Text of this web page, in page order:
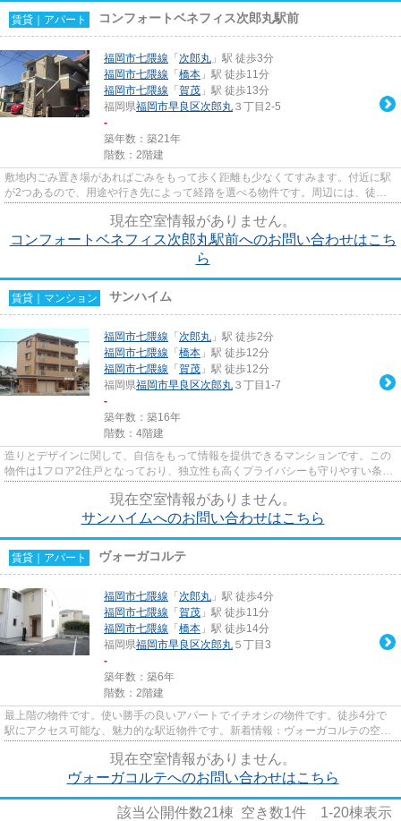
賃貸｜アパート コンフォートベネフィス次郎丸駅前
福岡市七隈線 「 次郎丸 」駅 徒歩3分
福岡市七隈線 「 橋本 」駅 徒歩11分
福岡市七隈線 「 賀茂 」駅 徒歩13分
福岡県福岡市早良区次郎丸 ３丁目2-5
-
築年数：築21年
階数：2階建
敷地内ごみ置き場があればごみをもって歩く距離も少なくてすみます。付近に駅
が2つあるので、用途や行き先によって経路を選べる物件です。周辺には、徒歩3
現在空室情報がありません。
コンフォートベネフィス次郎丸駅前へのお問い合わせはこち
ら
賃貸｜マンション サンハイム
福岡市七隈線 「 次郎丸 」駅 徒歩2分
福岡市七隈線 「 橋本 」駅 徒歩12分
福岡市七隈線 「 賀茂 」駅 徒歩12分
福岡県福岡市早良区次郎丸 ３丁目1-7
-
築年数：築16年
階数：4階建
造りとデザインに関して、自信をもって情報を提供できるマンションです。この
物件は1フロア2住戸となっており、独立性も高くプライバシーも守りやすい条件
現在空室情報がありません。
サンハイムへのお問い合わせはこちら
賃貸｜アパート ヴォーガコルテ
福岡市七隈線 「 次郎丸 」駅 徒歩4分
福岡市七隈線 「 賀茂 」駅 徒歩11分
福岡市七隈線 「 橋本 」駅 徒歩14分
福岡県福岡市早良区次郎丸 ５丁目3
-
築年数：築6年
階数：2階建
最上階の物件です。使い勝手の良いアパートでイチオシの物件です。徒歩4分で
駅にアクセス可能な、魅力的な駅近物件です。新着情報：ヴォーガコルテの空室
現在空室情報がありません。
ヴォーガコルテへのお問い合わせはこちら
該当公開件数21棟 空き数1件 1-20棟表示